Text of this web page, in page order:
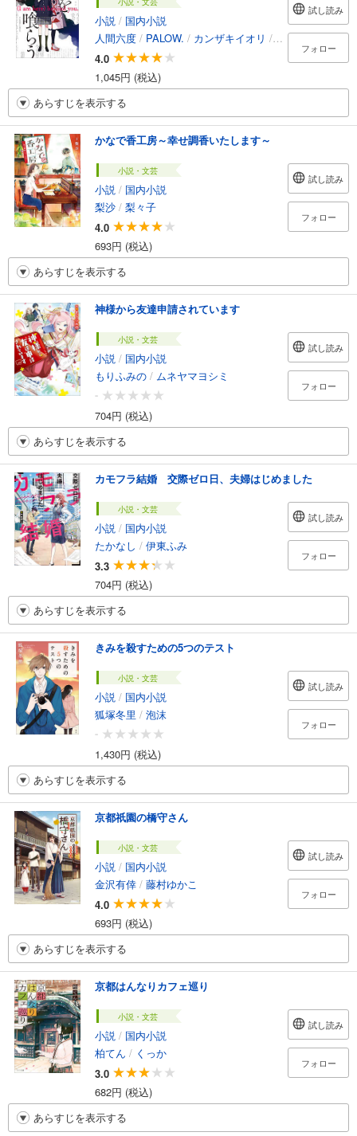
小説 / 国内小説
人間六度 / PALOW. / カンザキイオリ / 花譜
4.0
1,045円 (税込)
試し読み
フォロー
あらすじを表示する
かなで香工房～幸せ調香いたします～
小説・文芸
小説 / 国内小説
梨沙 / 梨々子
4.0
693円 (税込)
試し読み
フォロー
あらすじを表示する
神様から友達申請されています
小説・文芸
小説 / 国内小説
もりふみの / ムネヤマヨシミ
-
704円 (税込)
試し読み
フォロー
あらすじを表示する
カモフラ結婚 交際ゼロ日、夫婦はじめました
小説・文芸
小説 / 国内小説
たかなし / 伊東ふみ
3.3
704円 (税込)
試し読み
フォロー
あらすじを表示する
きみを殺すための5つのテスト
小説・文芸
小説 / 国内小説
狐塚冬里 / 泡沫
-
1,430円 (税込)
試し読み
フォロー
あらすじを表示する
京都祇園の橋守さん
小説・文芸
小説 / 国内小説
金沢有倖 / 藤村ゆかこ
4.0
693円 (税込)
試し読み
フォロー
あらすじを表示する
京都はんなりカフェ巡り
小説・文芸
小説 / 国内小説
柏てん / くっか
3.0
682円 (税込)
試し読み
フォロー
あらすじを表示する